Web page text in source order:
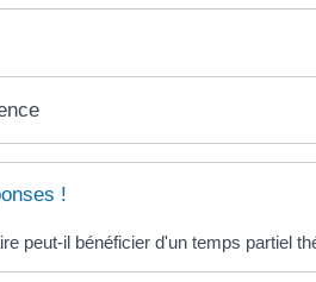
!
peut-il bénéficier d'un temps partiel